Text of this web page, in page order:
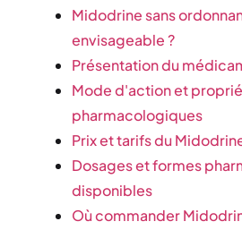
Midodrine sans
envisageable ?
Présentation du
Mode d'action et
pharmacologiques
Prix et tarifs du
Dosages et formes
disponibles
Où commander